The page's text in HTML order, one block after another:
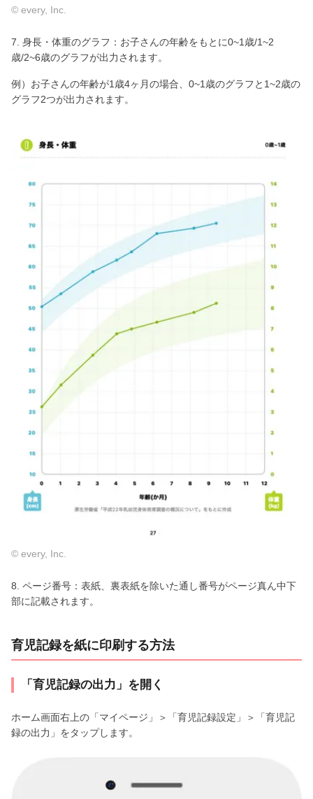
© every, Inc.
7. 身長・体重のグラフ：お子さんの年齢をもとに0~1歳/1~2
歳/2~6歳のグラフが出力されます。
例）お子さんの年齢が1歳4ヶ月の場合、0~1歳のグラフと1~2歳の
グラフ2つが出力されます。
© every, Inc.
8. ページ番号：表紙、裏表紙を除いた通し番号がページ真ん中下
部に記載されます。
育児記録を紙に印刷する方法
「育児記録の出力」を開く
ホーム画面右上の「マイページ」＞「育児記録設定」＞「育児記
録の出力」をタップします。